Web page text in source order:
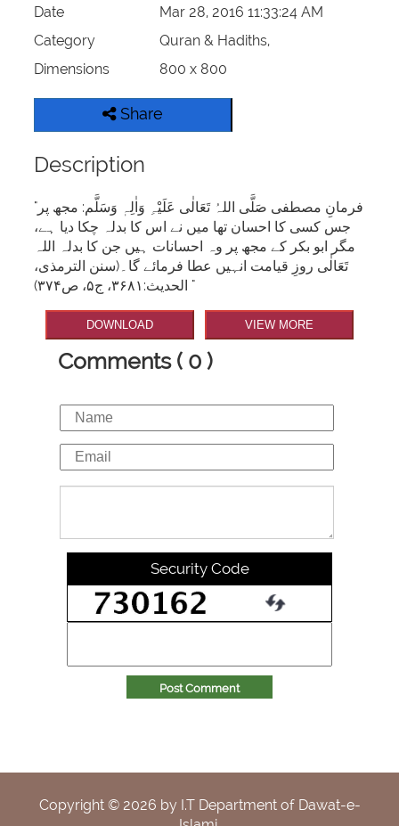
Date
Mar 28, 2016 11:33:24 AM
Category
Quran & Hadiths,
Dimensions
800 x 800
Share
Description
"فرمانِ مصطفی صَلَّی اللہُ تَعَالٰی عَلَیْہِ وَاٰلِہٖ وَسَلَّم: مجھ پر
جس کسی کا احسان تھا میں نے اس کا بدلہ چکا دیا ہے،
مگر ابو بکر کے مجھ پر وہ احسانات ہیں جن کا بدلہ اللہ
تَعَالٰی روزِ قیامت انہیں عطا فرمائے گا۔(سنن الترمذی،
الحدیث:۳۶۸۱، ج۵، ص۳۷۴) "
DOWNLOAD VIEW MORE
Comments ( 0 )
Security Code
Post Comment
Copyright © 2026 by I.T Department of Dawat-e-